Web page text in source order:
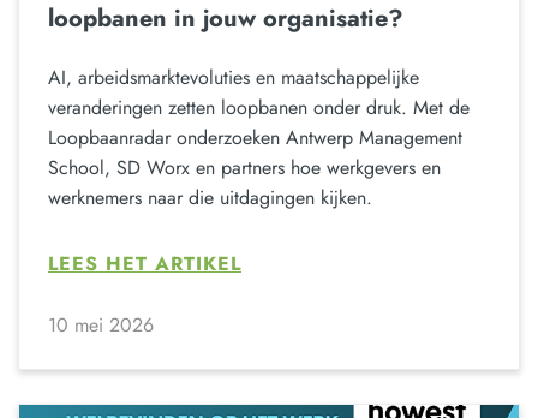
loopbanen in jouw organisatie?
AI, arbeidsmarktevoluties en maatschappelijke
veranderingen zetten loopbanen onder druk. Met de
Loopbaanradar onderzoeken Antwerp Management
School, SD Worx en partners hoe werkgevers en
werknemers naar die uitdagingen kijken.
LEES HET ARTIKEL
10 mei 2026